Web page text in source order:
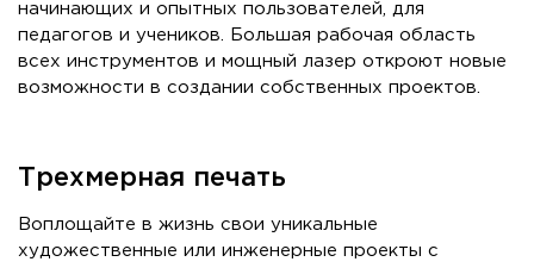
начинающих и опытных пользователей, для
педагогов и учеников. Большая рабочая область
всех инструментов и мощный лазер откроют новые
возможности в создании собственных проектов.
Трехмерная печать
Воплощайте в жизнь свои уникальные
художественные или инженерные проекты с